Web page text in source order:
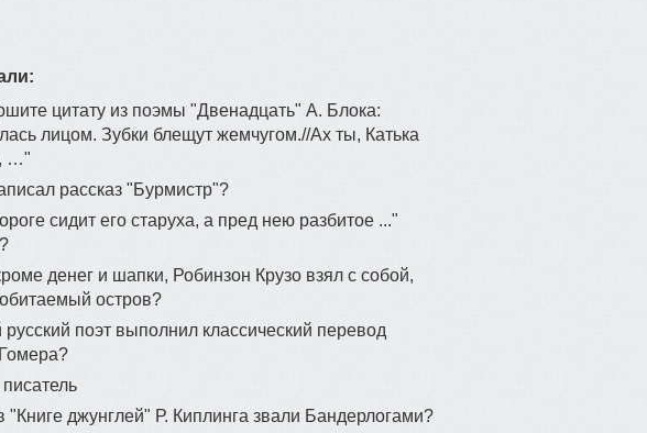
цитату из поэмы "Двенадцать" А. Блока:
лицом. Зубки блещут жемчугом.//Ах ты, Катька
…"
рассказ "Бурмистр"?
сидит его старуха, а пред нею разбитое ..."
денег и шапки, Робинзон Крузо взял с собой,
остров?
русский поэт выполнил классический перевод
"Книге джунглей" Р. Киплинга звали Бандерлогами?